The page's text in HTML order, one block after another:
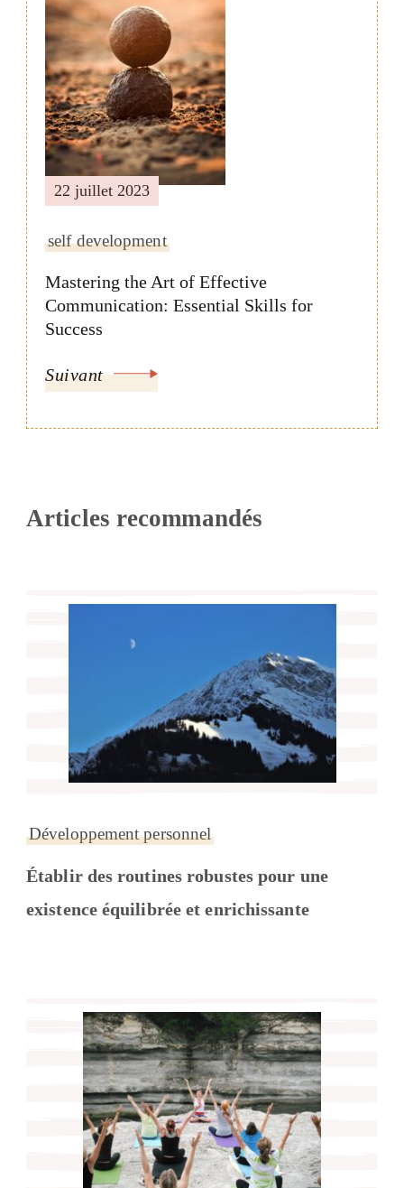
22 juillet 2023
self development
Mastering the Art of Effective
Communication: Essential Skills for
Success
Suivant
Articles recommandés
Développement personnel
Établir des routines robustes pour une
existence équilibrée et enrichissante